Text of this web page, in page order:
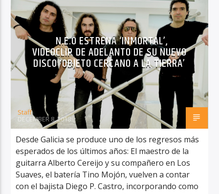
N.E.O ESTRENA ‘INMORTAL’,
VIDEOCLIP DE ADELANTO DE SU NUEVO
DISCO ‘OBJETO CERCANO A LA TIERRA’
Staff
DECEMBER 8, 2018
Desde Galicia se produce uno de los regresos más
esperados de los últimos años: El maestro de la
guitarra Alberto Cereijo y su compañero en Los
Suaves, el batería Tino Mojón, vuelven a contar
con el bajista Diego P. Castro, incorporando como